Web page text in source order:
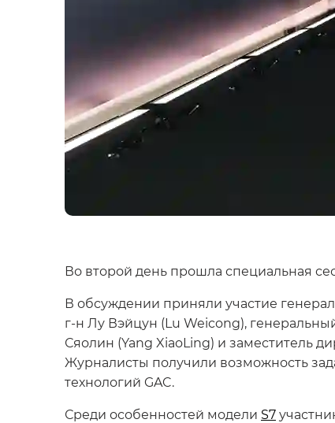
Во второй день прошла специальная
В обсуждении приняли участие
г-н Лу Вэйцун (Lu Weicong),
Сяолин (Yang XiaoLing) и заместитель
Журналисты получили возможность
технологий GAC.
Среди особенностей модели S7